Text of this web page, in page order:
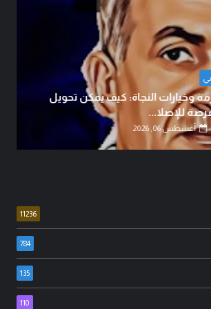
الدراجي
يُستغل علم العراق لإثارة الفتنة..!
أغسطس 06, 2026
11236
784
135
110